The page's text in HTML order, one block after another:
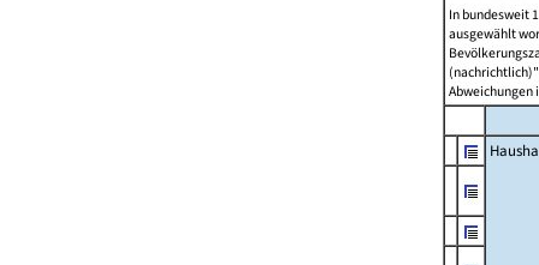
In bundesweit
ausgewählt
Abweichungen